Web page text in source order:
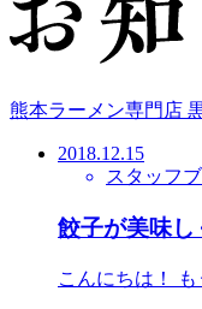
熊本ラーメン専門店
2018.12.15
スタッフ
餃子が美味
こんにちは！